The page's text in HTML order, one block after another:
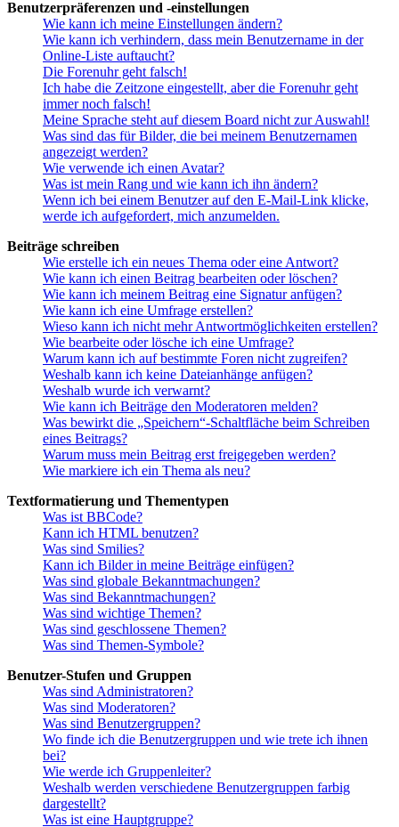
Benutzerpräferenzen und -einstellungen
Wie kann ich meine Einstellungen ändern?
Wie kann ich verhindern, dass mein Benutzername in der
Online-Liste auftaucht?
Die Forenuhr geht falsch!
Ich habe die Zeitzone eingestellt, aber die Forenuhr geht
immer noch falsch!
Meine Sprache steht auf diesem Board nicht zur Auswahl!
Was sind das für Bilder, die bei meinem Benutzernamen
angezeigt werden?
Wie verwende ich einen Avatar?
Was ist mein Rang und wie kann ich ihn ändern?
Wenn ich bei einem Benutzer auf den E-Mail-Link klicke,
werde ich aufgefordert, mich anzumelden.
Beiträge schreiben
Wie erstelle ich ein neues Thema oder eine Antwort?
Wie kann ich einen Beitrag bearbeiten oder löschen?
Wie kann ich meinem Beitrag eine Signatur anfügen?
Wie kann ich eine Umfrage erstellen?
Wieso kann ich nicht mehr Antwortmöglichkeiten erstellen?
Wie bearbeite oder lösche ich eine Umfrage?
Warum kann ich auf bestimmte Foren nicht zugreifen?
Weshalb kann ich keine Dateianhänge anfügen?
Weshalb wurde ich verwarnt?
Wie kann ich Beiträge den Moderatoren melden?
Was bewirkt die „Speichern“-Schaltfläche beim Schreiben
eines Beitrags?
Warum muss mein Beitrag erst freigegeben werden?
Wie markiere ich ein Thema als neu?
Textformatierung und Thementypen
Was ist BBCode?
Kann ich HTML benutzen?
Was sind Smilies?
Kann ich Bilder in meine Beiträge einfügen?
Was sind globale Bekanntmachungen?
Was sind Bekanntmachungen?
Was sind wichtige Themen?
Was sind geschlossene Themen?
Was sind Themen-Symbole?
Benutzer-Stufen und Gruppen
Was sind Administratoren?
Was sind Moderatoren?
Was sind Benutzergruppen?
Wo finde ich die Benutzergruppen und wie trete ich ihnen
bei?
Wie werde ich Gruppenleiter?
Weshalb werden verschiedene Benutzergruppen farbig
dargestellt?
Was ist eine Hauptgruppe?